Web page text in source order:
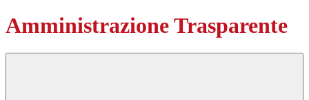
Amministrazione Trasparente